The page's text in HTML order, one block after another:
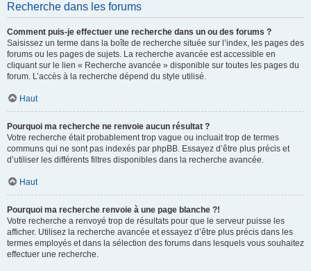
Recherche dans les forums
Comment puis-je effectuer une recherche dans un ou des forums ?
Saisissez un terme dans la boîte de recherche située sur l’index, les pages des
forums ou les pages de sujets. La recherche avancée est accessible en
cliquant sur le lien « Recherche avancée » disponible sur toutes les pages du
forum. L’accès à la recherche dépend du style utilisé.
Haut
Pourquoi ma recherche ne renvoie aucun résultat ?
Votre recherche était probablement trop vague ou incluait trop de termes
communs qui ne sont pas indexés par phpBB. Essayez d’être plus précis et
d’utiliser les différents filtres disponibles dans la recherche avancée.
Haut
Pourquoi ma recherche renvoie à une page blanche ?!
Votre recherche a renvoyé trop de résultats pour que le serveur puisse les
afficher. Utilisez la recherche avancée et essayez d’être plus précis dans les
termes employés et dans la sélection des forums dans lesquels vous souhaitez
effectuer une recherche.